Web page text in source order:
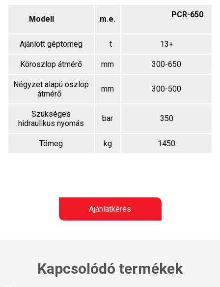
Modell m.e. PCR-650
Ajánlott géptömeg t 13+
Köroszlop átmérő mm 300-650
Négyzet alapú oszlop
átmérő
mm 300-500
Szükséges
hidraulikus nyomás
bar 350
Tömeg kg 1450
Ajánlatkérés
Kapcsolódó termékek